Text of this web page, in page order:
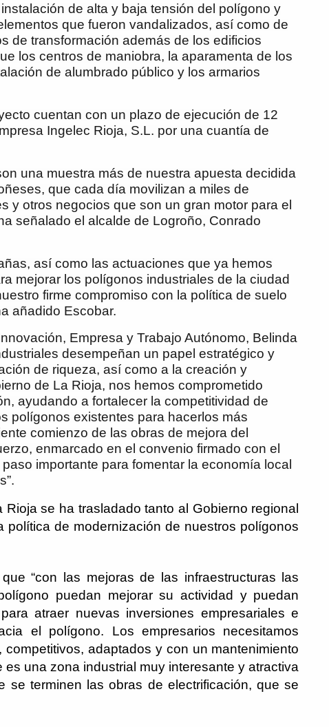
de alta y baja tensión del polígono y
que fueron vandalizados, así como de
de transformación además de los edificios
los centros de maniobra, la aparamenta de los
de alumbrado público y los armarios
cuentan con un plazo de ejecución de 12
Ingelec Rioja, S.L. por una cuantía de
una muestra más de nuestra apuesta decidida
que cada día movilizan a miles de
y otros negocios que son un gran motor para el
señalado el alcalde de Logroño, Conrado
así como las actuaciones que ya hemos
mejorar los polígonos industriales de la ciudad
firme compromiso con la política de suelo
añadido Escobar.
Empresa y Trabajo Autónomo, Belinda
desempeñan un papel estratégico y
de riqueza, así como a la creación y
de La Rioja, nos hemos comprometido
ayudando a fortalecer la competitividad de
polígonos existentes para hacerlos más
comienzo de las obras de mejora del
enmarcado en el convenio firmado con el
importante para fomentar la economía local
se ha trasladado tanto al Gobierno regional
de modernización de nuestros polígonos
“con las mejoras de las infraestructuras las
puedan mejorar su actividad y puedan
atraer nuevas inversiones empresariales e
el polígono. Los empresarios necesitamos
adaptados y con un mantenimiento
una zona industrial muy interesante y atractiva
terminen las obras de electrificación, que se